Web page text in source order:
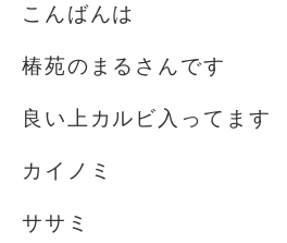
こんばんは
椿苑のまるさんです
良い上カルビ入ってます
カイノミ
ササミ